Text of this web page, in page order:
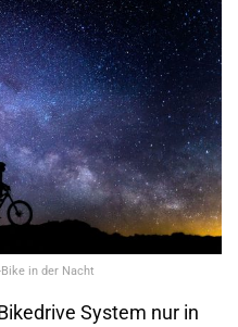
in der Nacht
System nur in